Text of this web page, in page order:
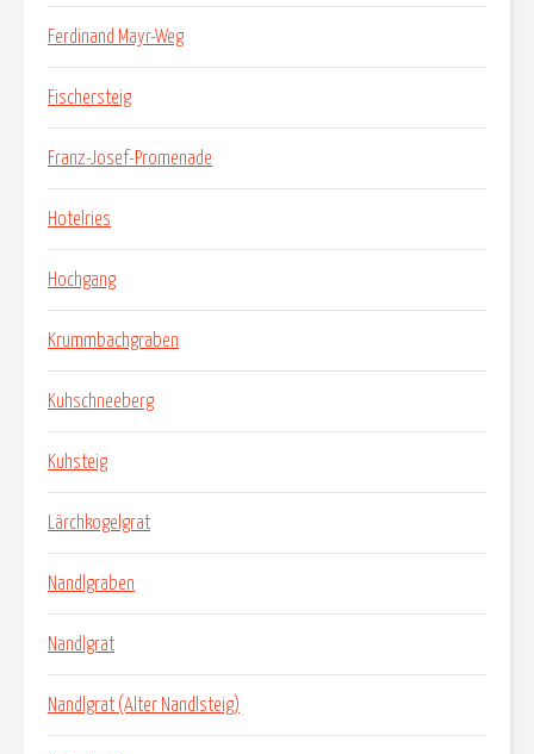
Ferdinand Mayr-Weg
Fischersteig
Franz-Josef-Promenade
Hotelries
Hochgang
Krummbachgraben
Kuhschneeberg
Kuhsteig
Lärchkogelgrat
Nandlgraben
Nandlgrat
Nandlgrat (Alter Nandlsteig)